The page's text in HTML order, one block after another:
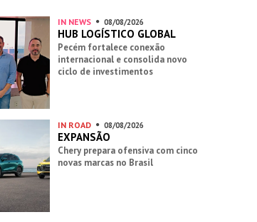
IN NEWS 08/08/2026
HUB LOGÍSTICO GLOBAL
Pecém fortalece conexão
internacional e consolida novo
ciclo de investimentos
IN ROAD 08/08/2026
EXPANSÃO
Chery prepara ofensiva com cinco
novas marcas no Brasil